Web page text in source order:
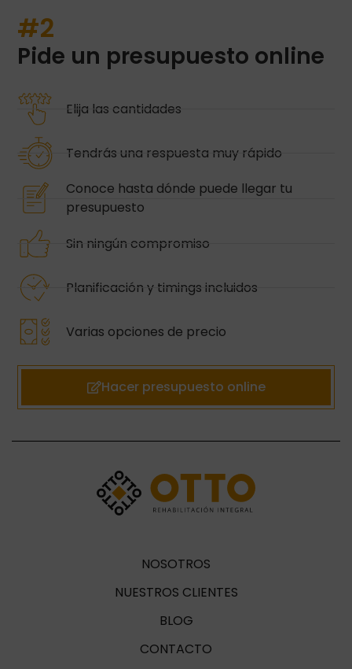
#2
Pide un presupuesto online
Elija las cantidades
Tendrás una respuesta muy rápido
Conoce hasta dónde puede llegar tu
presupuesto
Sin ningún compromiso
Planificación y timings incluidos
Varias opciones de precio
Hacer presupuesto online
NOSOTROS
NUESTROS CLIENTES
BLOG
CONTACTO